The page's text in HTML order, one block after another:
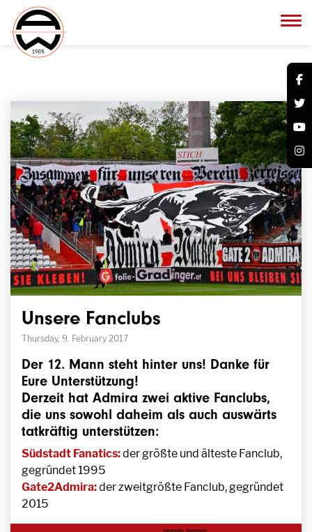
Unsere Fanclubs
Thursday, 9. February 2017
Der 12. Mann steht hinter uns! Danke für
Eure Unterstützung!
Derzeit hat Admira zwei aktive Fanclubs,
die uns sowohl daheim als auch auswärts
tatkräftig unterstützen:
Südstadt Fanatics:der größte und älteste Fanclub,
gegründet 1995
Gate2Admira:der zweitgrößte Fanclub, gegründet
2015